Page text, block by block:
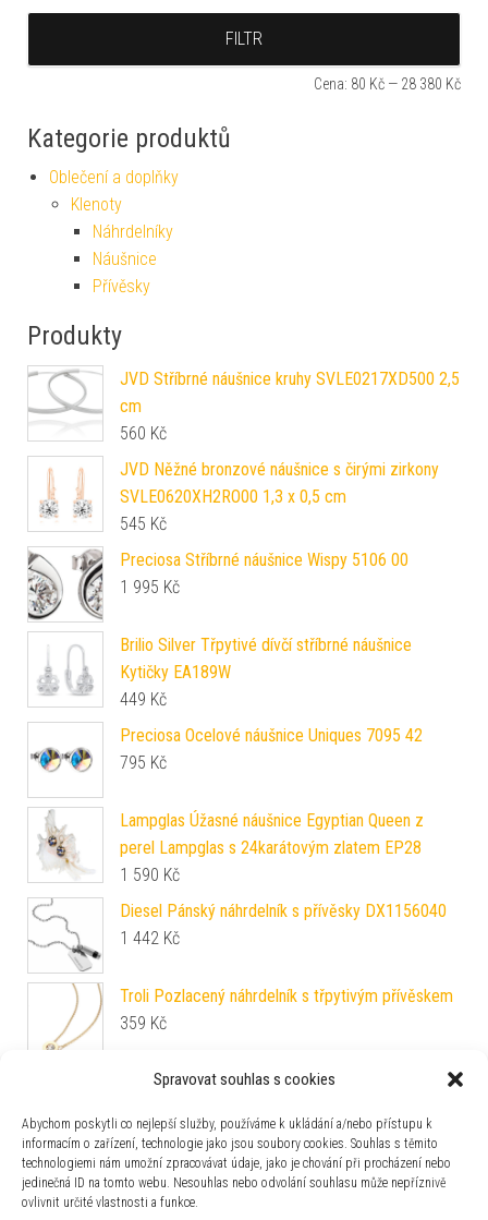
Spravovat souhlas s cookies
Abychom poskytli co nejlepší služby, používáme k ukládání a/nebo přístupu k
informacím o zařízení, technologie jako jsou soubory cookies. Souhlas s těmito
technologiemi nám umožní zpracovávat údaje, jako je chování při procházení nebo
jedinečná ID na tomto webu. Nesouhlas nebo odvolání souhlasu může nepříznivě
ovlivnit určité vlastnosti a funkce.
FILTR
Cena: 80 Kč — 28 380 Kč
Kategorie produktů
Oblečení a doplňky
Klenoty
Náhrdelníky
Náušnice
Přívěsky
Produkty
JVD Stříbrné náušnice kruhy SVLE0217XD500 2,5
cm
560 Kč
JVD Něžné bronzové náušnice s čirými zirkony
SVLE0620XH2RO00 1,3 x 0,5 cm
545 Kč
Preciosa Stříbrné náušnice Wispy 5106 00
1 995 Kč
Brilio Silver Třpytivé dívčí stříbrné náušnice
Kytičky EA189W
449 Kč
Preciosa Ocelové náušnice Uniques 7095 42
795 Kč
Lampglas Úžasné náušnice Egyptian Queen z
perel Lampglas s 24karátovým zlatem EP28
1 590 Kč
Diesel Pánský náhrdelník s přívěsky DX1156040
1 442 Kč
Troli Pozlacený náhrdelník s třpytivým přívěskem
359 Kč
Lotus Silver Elegantní stříbrné náušnice kruhy
990Kč
Brilio Silver Půvabné stříbrné náušnice s vínovými
zirkony EA126WR